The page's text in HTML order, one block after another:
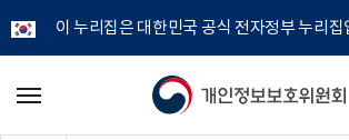
이 누리집은 대한민국 공식 전자정부 누리집
개
메